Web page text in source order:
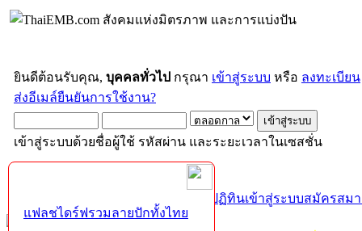
ยินดีต้อนรับคุณ, บุคคลทั่วไป กรุณา เข้าสู่ระบบ หรือ ลงทะเบียน
ส่งอีเมล์ยืนยันการใช้งาน?
เข้าสู่ระบบด้วยชื่อผู้ใช้ รหัสผ่าน และระยะเวลาในเซสชั่น
ปฏิทินเข้าสู่ระบบสมัครสม
แฟลชไดร์ฟรวมลายปักทั้งไทย